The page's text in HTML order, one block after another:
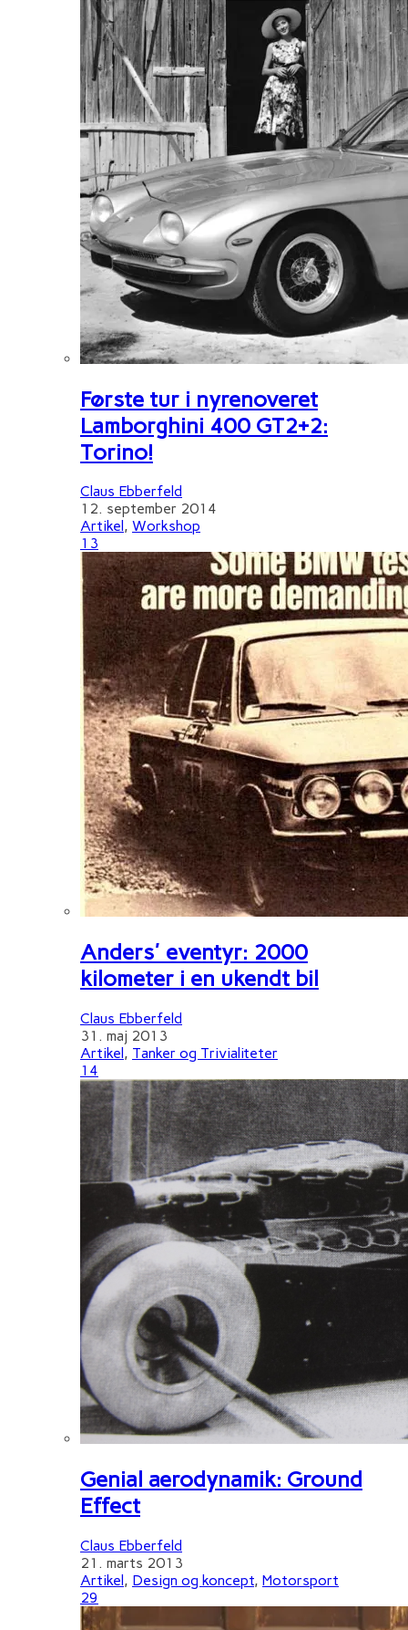
Første tur i nyrenoveret
Lamborghini 400 GT2+2:
Torino!
Claus Ebberfeld
12. september 2014
Artikel , Workshop
13
Anders' eventyr: 2000
kilometer i en ukendt bil
Claus Ebberfeld
31. maj 2013
Artikel , Tanker og Trivialiteter
14
Genial aerodynamik: Ground
Effect
Claus Ebberfeld
21. marts 2013
Artikel, Design og koncept, Motorsport
29